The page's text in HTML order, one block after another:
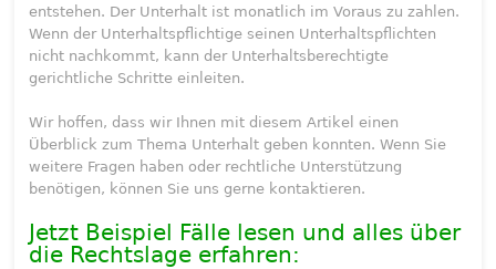
entstehen. Der Unterhalt ist monatlich im Voraus zu zahlen.
Wenn der Unterhaltspflichtige seinen Unterhaltspflichten
nicht nachkommt, kann der Unterhaltsberechtigte
gerichtliche Schritte einleiten.
Wir hoffen, dass wir Ihnen mit diesem Artikel einen
Überblick zum Thema Unterhalt geben konnten. Wenn Sie
weitere Fragen haben oder rechtliche Unterstützung
benötigen, können Sie uns gerne kontaktieren.
Jetzt Beispiel Fälle lesen und alles über
die Rechtslage erfahren: